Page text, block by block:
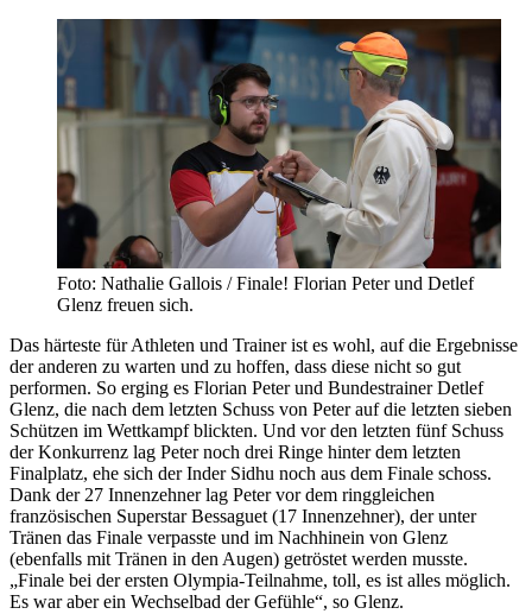
Foto: Nathalie Gallois / Finale! Florian Peter und Detlef
Glenz freuen sich.
Das härteste für Athleten und Trainer ist es wohl, auf die Ergebnisse
der anderen zu warten und zu hoffen, dass diese nicht so gut
performen. So erging es Florian Peter und Bundestrainer Detlef
Glenz, die nach dem letzten Schuss von Peter auf die letzten sieben
Schützen im Wettkampf blickten. Und vor den letzten fünf Schuss
der Konkurrenz lag Peter noch drei Ringe hinter dem letzten
Finalplatz, ehe sich der Inder Sidhu noch aus dem Finale schoss.
Dank der 27 Innenzehner lag Peter vor dem ringgleichen
französischen Superstar Bessaguet (17 Innenzehner), der unter
Tränen das Finale verpasste und im Nachhinein von Glenz
(ebenfalls mit Tränen in den Augen) getröstet werden musste.
„Finale bei der ersten Olympia-Teilnahme, toll, es ist alles möglich.
Es war aber ein Wechselbad der Gefühle“, so Glenz.